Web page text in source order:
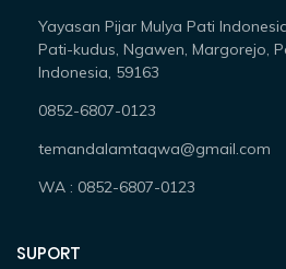
Yayasan Pijar Mulya Pati
Pati-kudus, Ngawen, Margorejo,
Indonesia, 59163
0852-6807-0123
temandalamtaqwa@gmail.com
WA : 0852-6807-0123
SUPORT